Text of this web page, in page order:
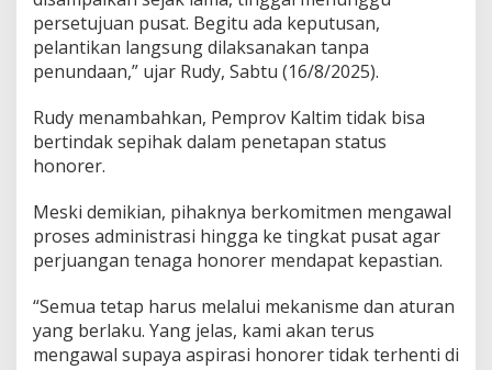
persetujuan pusat. Begitu ada keputusan,
pelantikan langsung dilaksanakan tanpa
penundaan,” ujar Rudy, Sabtu (16/8/2025).
Rudy menambahkan, Pemprov Kaltim tidak bisa
bertindak sepihak dalam penetapan status
honorer.
Meski demikian, pihaknya berkomitmen mengawal
proses administrasi hingga ke tingkat pusat agar
perjuangan tenaga honorer mendapat kepastian.
“Semua tetap harus melalui mekanisme dan aturan
yang berlaku. Yang jelas, kami akan terus
mengawal supaya aspirasi honorer tidak terhenti di